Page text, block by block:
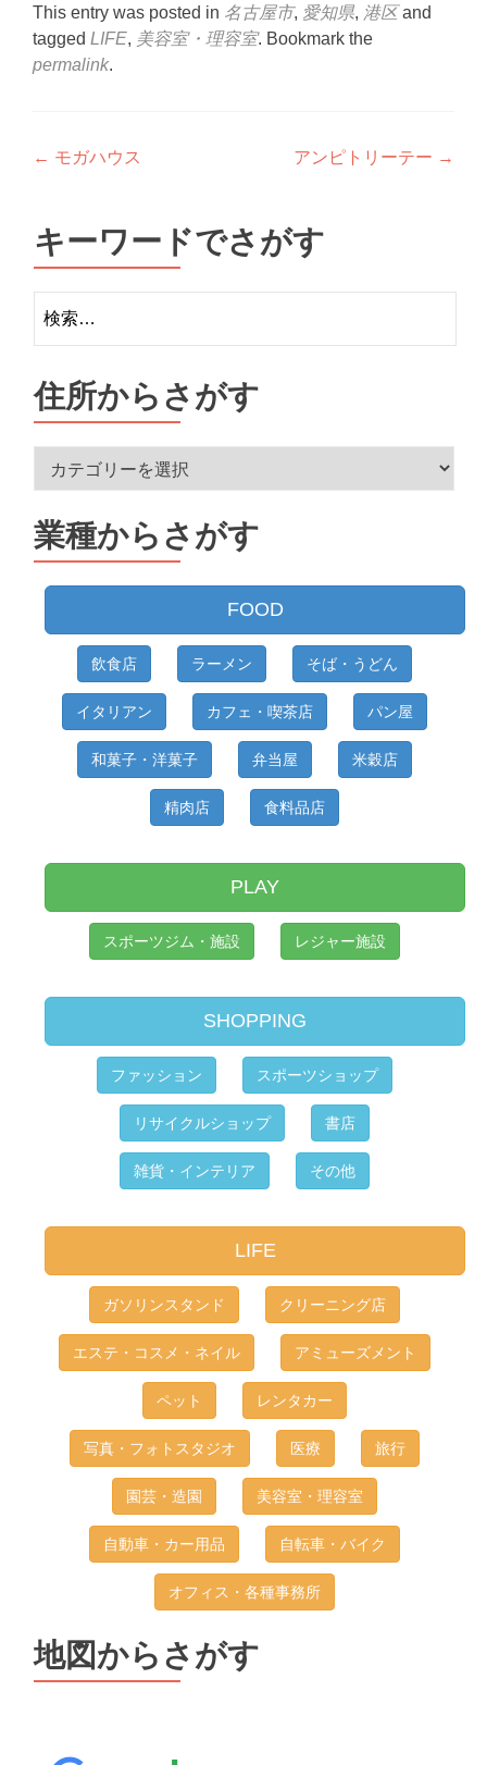
This entry was posted in 名古屋市, 愛知県, 港区and
tagged LIFE, 美容室・理容室. Bookmark the
permalink.
Post
← モガハウス アンピトリーテー →
キーワードでさがす
索:
住所からさがす
ら
さ
が
業種からさがす
FOOD
飲食店 ラーメン そば・うどん
イタリアン カフェ・喫茶店 パン屋
和菓子・洋菓子 弁当屋 米穀店
精肉店 食料品店
PLAY
スポーツジム・施設 レジャー施設
SHOPPING
ファッション スポーツショップ
リサイクルショップ 書店
雑貨・インテリア その他
LIFE
ガソリンスタンド クリーニング店
エステ・コスメ・ネイル アミューズメント
ペット レンタカー
写真・フォトスタジオ 医療 旅行
園芸・造園 美容室・理容室
自動車・カー用品 自転車・バイク
オフィス・各種事務所
地図からさがす